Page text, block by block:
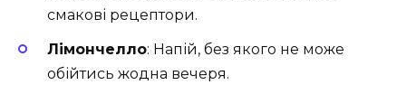
смакові рецептори.
Лімончелло: Напій, без якого не може
обійтись жодна вечеря.